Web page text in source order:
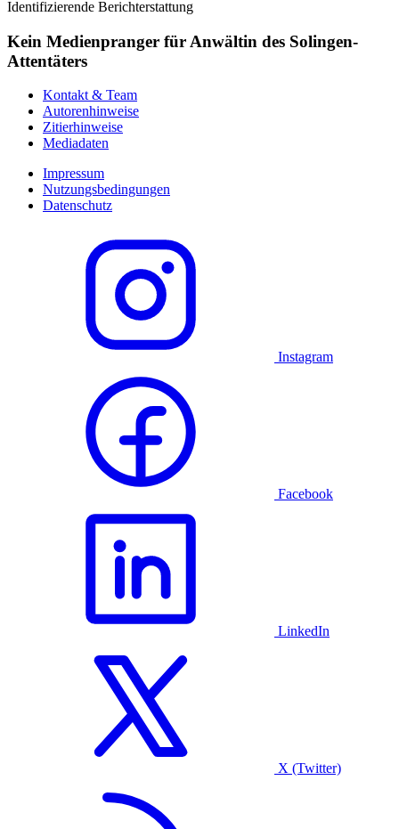
Identifizierende Berichterstattung
Kein Medienpranger für Anwältin des Solingen-
Attentäters
Kontakt & Team
Autorenhinweise
Zitierhinweise
Mediadaten
Impressum
Nutzungsbedingungen
Datenschutz
Instagram
Facebook
LinkedIn
X (Twitter)